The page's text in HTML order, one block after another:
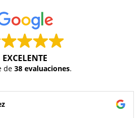
EXCELENTE
de 38 evaluaciones.